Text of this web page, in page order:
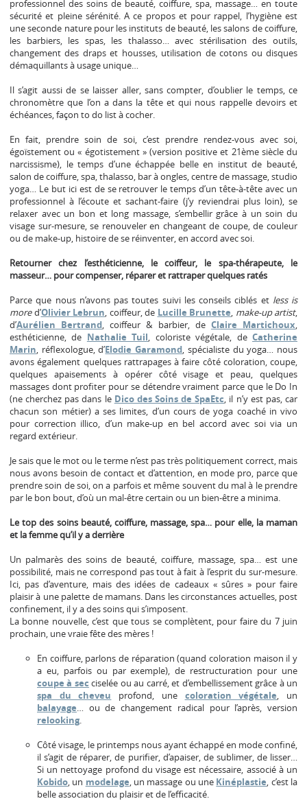
professionnel des soins de beauté, coiffure, spa, massage… en toute
sécurité et pleine sérénité. A ce propos et pour rappel, l’hygiène est
une seconde nature pour les instituts de beauté, les salons de coiffure,
les barbiers, les spas, les thalasso… avec stérilisation des outils,
changement des draps et housses, utilisation de cotons ou disques
démaquillants à usage unique…
Il s’agit aussi de se laisser aller, sans compter, d’oublier le temps, ce
chronomètre que l’on a dans la tête et qui nous rappelle devoirs et
échéances, façon to do list à cocher.
En fait, prendre soin de soi, c’est prendre rendez-vous avec soi,
égoïstement ou « égotistement » (version positive et 21ème siècle du
narcissisme), le temps d’une échappée belle en institut de beauté,
salon de coiffure, spa, thalasso, bar à ongles, centre de massage, studio
yoga… Le but ici est de se retrouver le temps d’un tête-à-tête avec un
professionnel à l’écoute et sachant-faire (j’y reviendrai plus loin), se
relaxer avec un bon et long massage, s’embellir grâce à un soin du
visage sur-mesure, se renouveler en changeant de coupe, de couleur
ou de make-up, histoire de se réinventer, en accord avec soi.
Retourner chez l’esthéticienne, le coiffeur, le spa-thérapeute, le
masseur… pour compenser, réparer et rattraper quelques ratés
Parce que nous n’avons pas toutes suivi les conseils ciblés et less is
mored’Olivier Lebrun, coiffeur, de Lucille Brunette, make-up artist,
d’Aurélien Bertrand, coiffeur & barbier, de Claire Martichoux,
esthéticienne, de Nathalie Tuil, coloriste végétale, deCatherine
Marin, réflexologue, d’Elodie Garamond, spécialiste du yoga… nous
avons également quelques rattrapages à faire côté coloration, coupe,
quelques apaisements à opérer côté visage et peau, quelques
massages dont profiter pour se détendre vraiment parce que le Do In
(ne cherchez pas dans le Dico des Soins de SpaEtc, il n’y est pas, car
chacun son métier) a ses limites, d’un cours de yoga coaché in vivo
pour correction illico, d’un make-up en bel accord avec soi via un
regard extérieur.
Je sais que le mot ou le terme n’est pas très politiquement correct, mais
nous avons besoin de contact et d’attention, en mode pro, parce que
prendre soin de soi, on a parfois et même souvent du mal à le prendre
par le bon bout, d’où un mal-être certain ou un bien-être a minima.
Le top des soins beauté, coiffure, massage, spa… pour elle, la maman
et la femme qu’il y a derrière
Un palmarès des soins de beauté, coiffure, massage, spa… est une
possibilité, mais ne correspond pas tout à fait à l’esprit du sur-mesure.
Ici, pas d’aventure, mais des idées de cadeaux « sûres » pour faire
plaisir à une palette de mamans. Dans les circonstances actuelles, post
confinement, il y a des soins qui s’imposent.
La bonne nouvelle, c’est que tous se complètent, pour faire du 7 juin
prochain, une vraie fête des mères !
En coiffure, parlons de réparation (quand coloration maison il y
a eu, parfois ou par exemple), de restructuration pour une
coupe à sec ciselée ou au carré, et d’embellissement grâce à un
spa du cheveu profond, une coloration végétale, un
balayage… ou de changement radical pour l’après, version
relooking.
Côté visage, le printemps nous ayant échappé en mode confiné,
il s’agit de réparer, de purifier, d’apaiser, de sublimer, de lisser…
Si un nettoyage profond du visage est nécessaire, associé à un
Kobido, un modelage, un massage ou une Kinéplastie, c’est la
belle association du plaisir et de l’efficacité.